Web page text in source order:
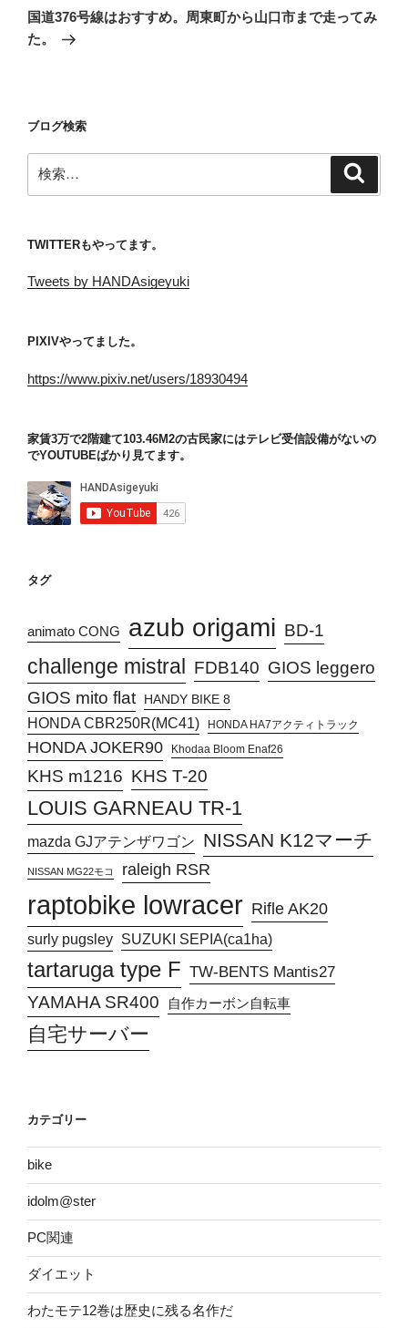
ー
シ
の
投
国道376号線はおすすめ。周東町から山口市まで走ってみ
た。
ブログ検索
索:
TWITTERもやってます。
Tweets by HANDAsigeyuki
PIXIVやってました。
https://www.pixiv.net/users/18930494
家賃3万で2階建て103.46M2の古民家にはテレビ受信設備がないの
でYOUTUBEばかり見てます。
タグ
animato CONG azub origami BD-1
challenge mistral FDB140 GIOS leggero
GIOS mito flat
HANDY BIKE 8
HONDA CBR250R(MC41) HONDA HA7アクティトラック
HONDA JOKER90 Khodaa Bloom Enaf26
KHS m1216 KHS T-20
LOUIS GARNEAU TR-1
mazda GJアテンザワゴン NISSAN K12マーチ
NISSAN MG22モコ raleigh RSR
raptobike lowracer Rifle AK20
surly pugsley SUZUKI SEPIA(ca1ha)
tartaruga type F TW-BENTS Mantis27
YAMAHA SR400 自作カーボン自転車
自宅サーバー
カテゴリー
bike
idolm@ster
PC関連
ダイエット
わたモテ12巻は歴史に残る名作だ